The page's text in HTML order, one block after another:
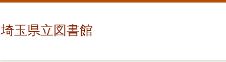
埼玉県立図書館